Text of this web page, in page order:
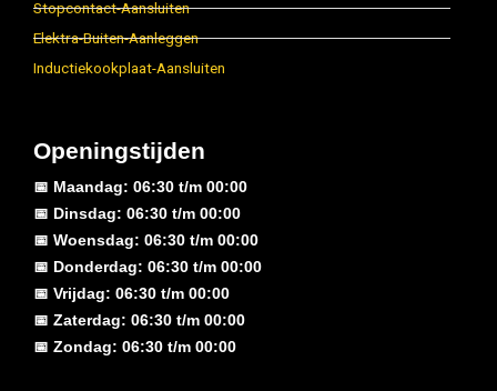
Stopcontact-Aansluiten
Elektra-Buiten-Aanleggen
Inductiekookplaat-Aansluiten
Openingstijden
📅 Maandag: 06:30 t/m 00:00
📅 Dinsdag: 06:30 t/m 00:00
📅 Woensdag: 06:30 t/m 00:00
📅 Donderdag: 06:30 t/m 00:00
📅 Vrijdag: 06:30 t/m 00:00
📅 Zaterdag: 06:30 t/m 00:00
📅 Zondag: 06:30 t/m 00:00